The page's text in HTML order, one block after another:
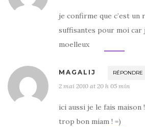
je confirme que c’est un
suffisantes pour moi
moelleux
MAGALIJ RÉPONDRE
2 mai 2010 at 20 h 05 min
ici aussi je le fais
trop bon miam ! =)